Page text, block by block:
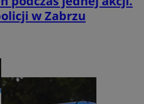
w Zabrzu